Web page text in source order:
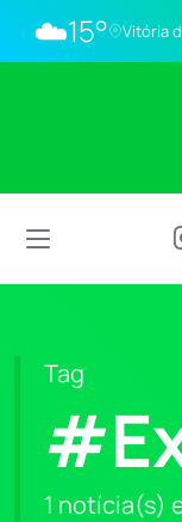
☁️15° Vitória
Tag
1 notícia(s)